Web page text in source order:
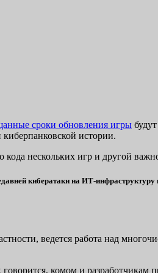
сроки обновления игры
истории.
нескольких игр и другой
кибератаки на ИТ-
ведется работа над
комом и разработчикам